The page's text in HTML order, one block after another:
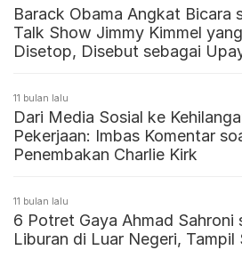
Barack Obama Angkat Bicara
Talk Show Jimmy Kimmel yang
Disetop, Disebut sebagai
11 bulan lalu
Dari Media Sosial ke
Pekerjaan: Imbas Komentar
Penembakan Charlie Kirk
11 bulan lalu
6 Potret Gaya Ahmad Sahroni
Liburan di Luar Negeri, Tampil